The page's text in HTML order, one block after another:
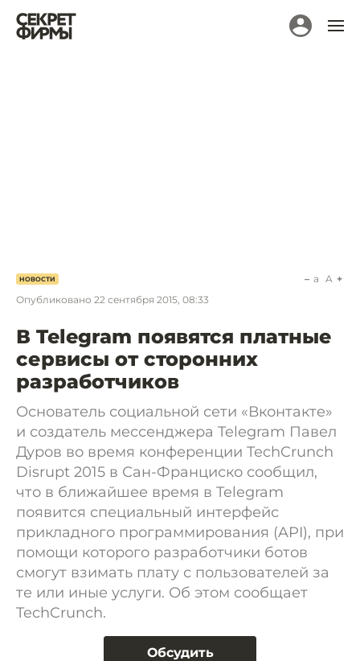
НОВОСТИ
Опубликовано 22 сентября 2015, 08:33
a A
В Telegram появятся платные
сервисы от сторонних
разработчиков
Основатель социальной сети «Вконтакте»
и создатель мессенджера Telegram Павел
Дуров во время конференции TechCrunch
Disrupt 2015 в Сан-Франциско сообщил,
что в ближайшее время в Telegram
появится специальный интерфейс
прикладного программирования (API), при
помощи которого разработчики ботов
смогут взимать плату с пользователей за
те или иные услуги. Об этом сообщает
TechCrunch.
Обсудить